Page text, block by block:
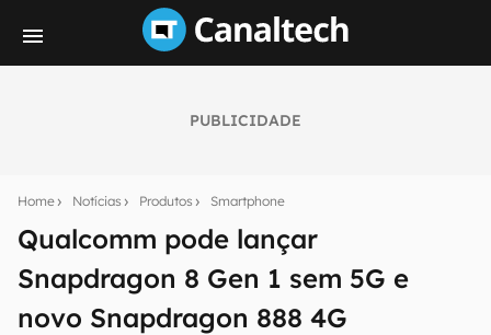
PUBLICIDADE
Home Notícias Produtos Smartphone
Qualcomm pode lançar
Snapdragon 8 Gen 1 sem 5G e
novo Snapdragon 888 4G
notícias e reviews sobre tecnologia em primeira
mão.
E-mail